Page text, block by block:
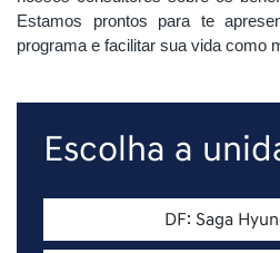
Estamos prontos para te
programa e facilitar sua vida como
Escolha a
DF: Saga